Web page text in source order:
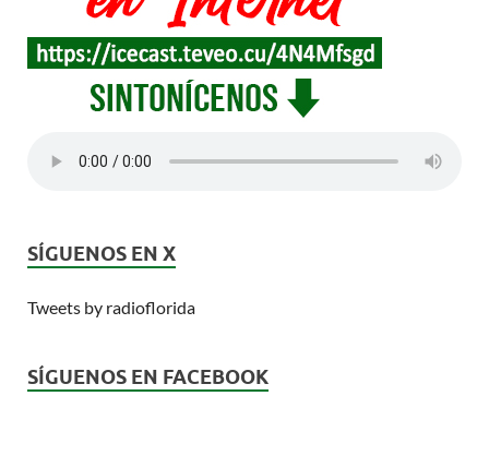
SÍGUENOS EN X
Tweets by radioflorida
SÍGUENOS EN FACEBOOK